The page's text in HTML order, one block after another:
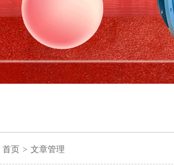
首页 > 文章管理